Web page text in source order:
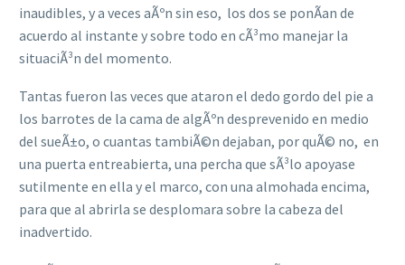
inaudibles, y a veces aÃºn sin eso, los dos se ponÃ­an de
acuerdo al instante y sobre todo en cÃ³mo manejar la
situaciÃ³n del momento.
Tantas fueron las veces que ataron el dedo gordo del pie a
los barrotes de la cama de algÃºn desprevenido en medio
del sueÃ±o, o cuantas tambiÃ©n dejaban, por quÃ© no, en
una puerta entreabierta, una percha que sÃ³lo apoyase
sutilmente en ella y el marco, con una almohada encima,
para que al abrirla se desplomara sobre la cabeza del
inadvertido.